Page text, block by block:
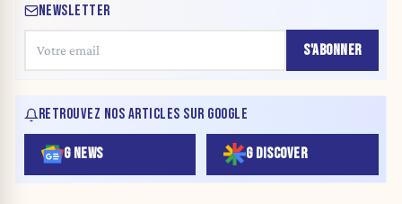
NEWSLETTER
S'ABONNER
RETROUVEZ NOS ARTICLES SUR GOOGLE
G NEWS G DISCOVER